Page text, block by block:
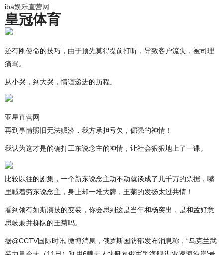
iba娱乐直营网
皇冠体育
还有刚使命的技巧，由于预先莫得提前打听，导致客户流失，被司理
痛骂。
从小哭，到大哭，情谊递进的历程。
亚星直营网
再到事情照旧无法赈济，我方承担亏欠，倔强的神情！
我认为这才是的确打工东说念主的神情，让社会狠狠地上了一课。
比较以往的剧集，一个新东说念主动不动就谈成了几千万的票据，嘴
里喊着穷东说念主，身上却一堆大牌，王菊的发扬太过共情！
看到领有如斯演技的变装，你会思到这是当年和杨突出，是和孟好意
思岐兼并梯队的王菊吗。
据@CCTV国际时讯 微博消息，俄罗斯国防部发布消息称，“乌克兰武
装力量今天（11日）利用6艘无人快艇向俄军黑海舰队‘亚速海沿岸’号